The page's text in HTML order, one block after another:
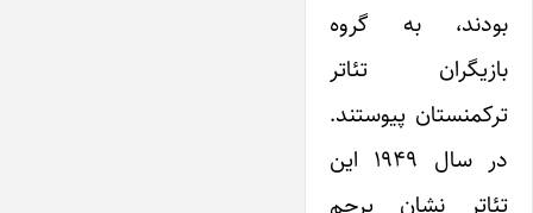
بودند، به گروه
بازیگران تئاتر
ترکمنستان پیوستند.
در سال ۱۹۴۹ این
تئاتر نشان پرچم